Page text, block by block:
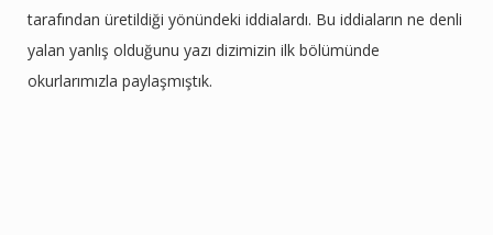
tarafından üretildiği yönündeki iddialardı. Bu iddiaların ne denli
yalan yanlış olduğunu yazı dizimizin ilk bölümünde
okurlarımızla paylaşmıştık.